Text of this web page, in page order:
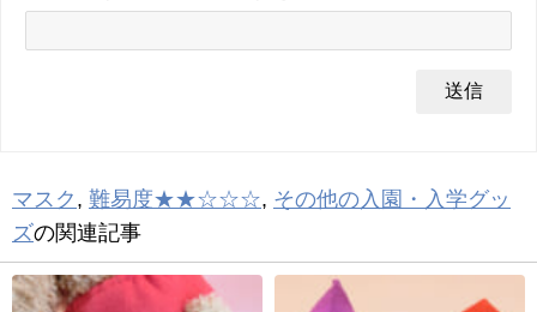
マスク , 難易度★★☆☆☆, その他の入園・入学グッ
ズの関連記事